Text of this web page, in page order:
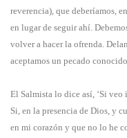
reverencia), que deberíamos,
en lugar de seguir ahí.
volver a hacer la ofrenda.
aceptamos un pecado
El Salmista lo dice así, ‘Si
Si, en la presencia de Dios, y
en mi corazón y que no lo he